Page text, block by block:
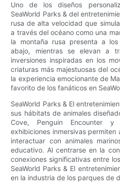
Uno de los diseños
SeaWorld Parks & del
rusa de alta velocidad que
a través del océano como una
la montaña rusa presenta a
abajo, mientras se elevan a
inversiones inspiradas en los
criaturas más majestuosas del
la experiencia emocionante de
favorito de los fanáticos en
SeaWorld Parks & El
sus hábitats de animales
Cove, Penguin Encounter y
exhibiciones inmersivas
interactuar con animales
educativo. Al centrarse en la
conexiones significativas entre
SeaWorld Parks & El
en la industria de los parques de